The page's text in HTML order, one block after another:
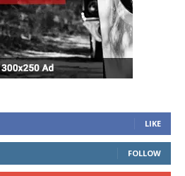
LIKE
FOLLOW